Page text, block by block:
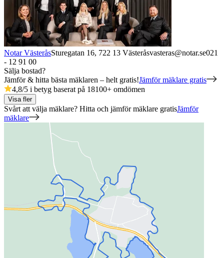
Notar VästeråsSturegatan 16, 722 13 Västeråsvasteras@notar.se021
- 12 91 00
Sälja bostad?
Jämför & hitta bästa mäklaren – helt gratis!Jämför mäklare gratis
4,8/5 i betyg baserat på 18100+ omdömen
Visa fler
Svårt att välja mäklare? Hitta och jämför mäklare gratisJämför
mäklare